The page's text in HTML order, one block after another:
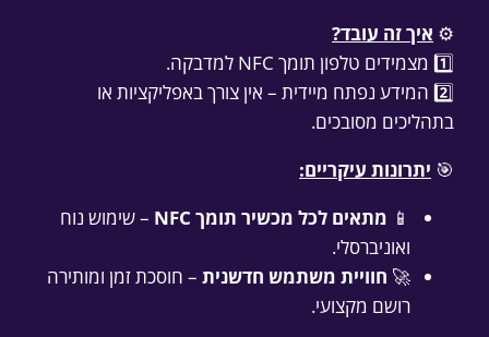
⚙️ איך זה עובד?
1️⃣ מצמידים טלפון תומך NFC למדבקה.
2️⃣ המידע נפתח מיידית – אין צורך באפליקציות או
בתהליכים מסובכים.
🎯 יתרונות עיקריים:
📱 מתאים לכל מכשיר תומך NFC
– שימוש נוח
ואוניברסלי.
🚀 חוויית משתמש חדשנית – חוסכת זמן ומותירה
רושם מקצועי.